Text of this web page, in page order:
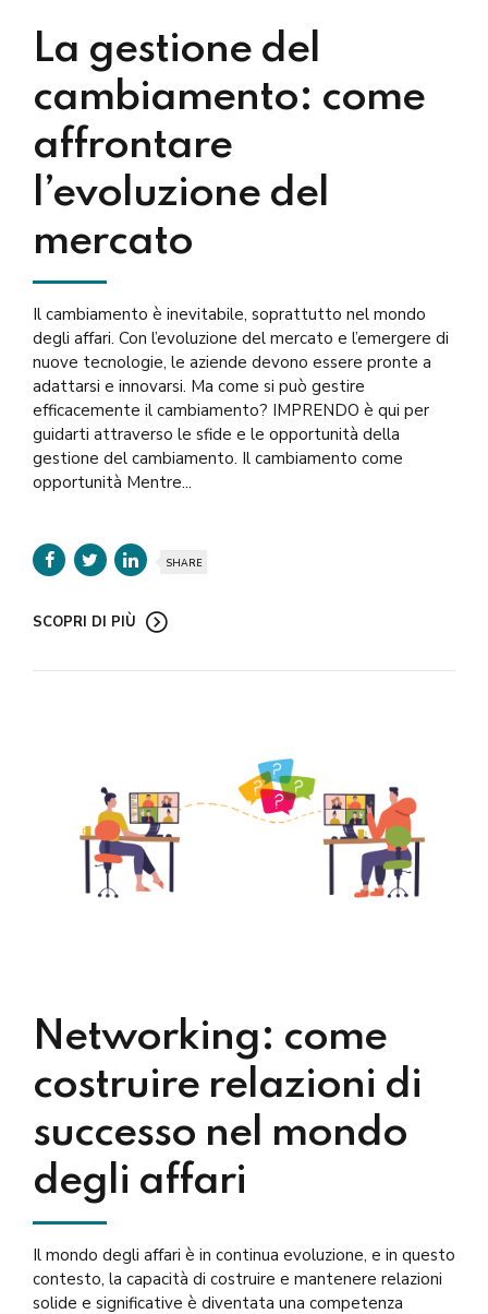
La gestione del
cambiamento: come
affrontare
l’evoluzione del
mercato
Il cambiamento è inevitabile, soprattutto nel mondo
degli affari. Con l’evoluzione del mercato e l’emergere di
nuove tecnologie, le aziende devono essere pronte a
adattarsi e innovarsi. Ma come si può gestire
efficacemente il cambiamento? IMPRENDO è qui per
guidarti attraverso le sfide e le opportunità della
gestione del cambiamento. Il cambiamento come
opportunità Mentre...
SHARE
SCOPRI DI PIÙ
Networking: come
costruire relazioni di
successo nel mondo
degli affari
Il mondo degli affari è in continua evoluzione, e in questo
contesto, la capacità di costruire e mantenere relazioni
solide e significative è diventata una competenza